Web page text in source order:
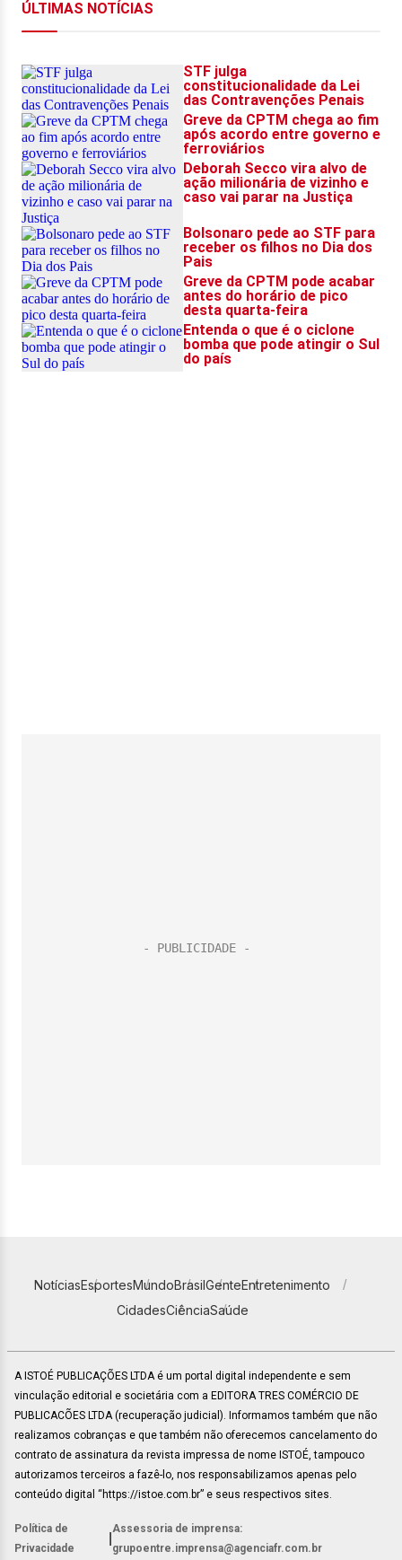
NotíciasEsportesMundoBrasilGenteEntretenimento
CidadesCiênciaSaúde
A ISTOÉ PUBLICAÇÕES LTDA é um portal digital independente e sem
vinculação editorial e societária com a EDITORA TRES COMÉRCIO DE
PUBLICACÕES LTDA (recuperação judicial). Informamos também que não
realizamos cobranças e que também não oferecemos cancelamento do
contrato de assinatura da revista impressa de nome ISTOÉ, tampouco
autorizamos terceiros a fazê-lo, nos responsabilizamos apenas pelo
conteúdo digital “https://istoe.com.br” e seus respectivos sites.
Política de
Privacidade
Assessoria de imprensa:
grupoentre.imprensa@agenciafr.com.br